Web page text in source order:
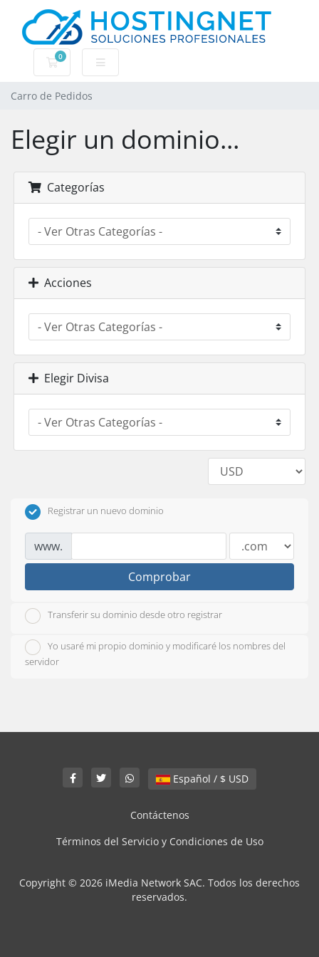
0
Carro de Pedidos
Carro de Pedidos
Elegir un dominio...
Categorías
Acciones
Elegir Divisa
Registrar un nuevo dominio
www.
Comprobar
Transferir su dominio desde otro registrar
Yo usaré mi propio dominio y modificaré los nombres del
servidor
Español / $ USD
Contáctenos
Términos del Servicio y Condiciones de Uso
Copyright © 2026 iMedia Network SAC. Todos los derechos
reservados.